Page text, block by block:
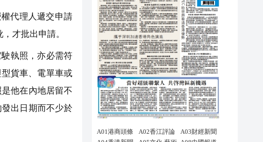
代理人遞交申請
才批出申請。
執照，亦必需符
貨車、電單車或
他在內地居留不
出日期而不少於